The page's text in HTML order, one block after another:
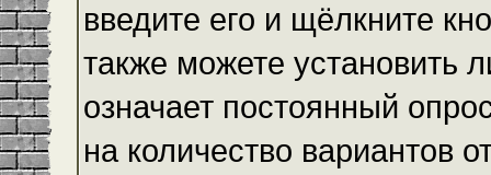
введите его и щёлкните
также можете установить
означает постоянный
на количество вариантов